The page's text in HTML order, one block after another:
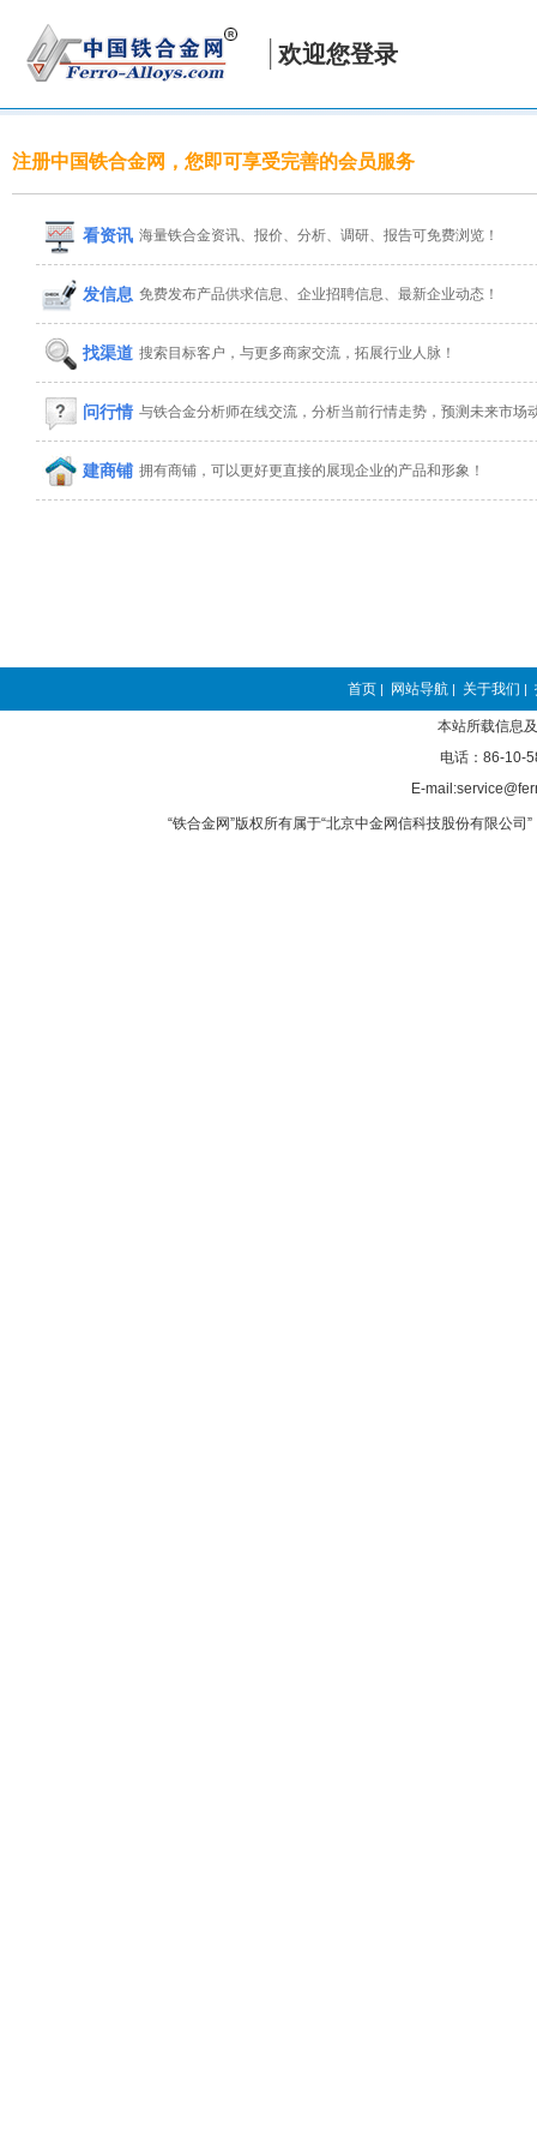
欢迎您登录
注册中国铁合金网，您即可享受完善的会员服务
看资讯 海量铁合金资讯、报价、分析、调研、报告可免费浏览！
发信息 免费发布产品供求信息、企业招聘信息、最新企业动态！
找渠道 搜索目标客户，与更多商家交流，拓展行业人脉！
问行情 与铁合金分析师在线交流，分析当前行情走势，预测未来市场
建商铺 拥有商铺，可以更好更直接的展现企业的产品和形象！
首页 | 网站导航 | 关于我们 |
本站所载信息
电话：86-10-
E-
“铁合金网”版权所有属于“北京中金网信科技股份有限公司